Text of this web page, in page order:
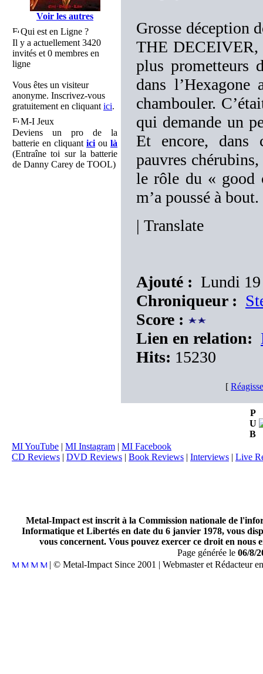
Voir les autres
Qui est en Ligne ?
Il y a actuellement 3420
invités et 0 membres en
ligne
Vous êtes un visiteur
anonyme. Inscrivez-vous
gratuitement en cliquant ici.
M-I Jeux
Deviens un pro de la
batterie en cliquant ici ou là
(Entraîne toi sur la batterie
de Danny Carey de TOOL)
Grosse déception
THE DECEIVER,
plus prometteurs
dans
chambouler.
qui demande un
Et encore, dans
pauvres
le rôle du « good
m’a poussé à bout.
| Translate
Ajouté : Lundi
Chroniqueur :
Score :
Lien en relation:
Hits: 15230
[
P
U
B
MI YouTube | MI Instagram | MI Facebook
CD Reviews | DVD Reviews | Book Reviews | Interviews | Live
Metal-Impact est inscrit à la Commission nationale de
Informatique et Libertés en date du 6 janvier 1978, vous
vous concernent. Vous pouvez exercer ce droit en
Page générée le 06/8/
| © Metal-Impact Since 2001 | Webmaster et Rédacteur